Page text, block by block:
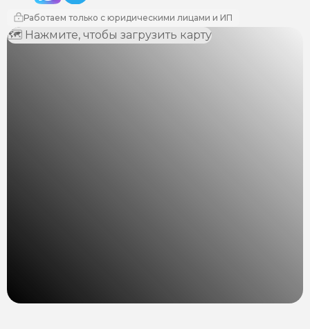
Работаем только с юридическими лицами и ИП
🗺 Нажмите, чтобы загрузить карту